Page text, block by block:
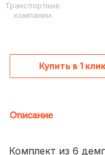
Транспортные
компании
Купить в 1 клик
Описание
Комплект из 6